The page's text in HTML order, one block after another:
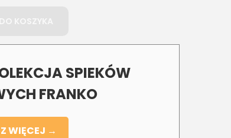
SPIEKÓW
FRANKO
WIĘCEJ →